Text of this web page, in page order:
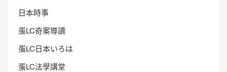
日本時事
蛋LC奇案導讀
蛋LC日本いろは
蛋LC法學講堂